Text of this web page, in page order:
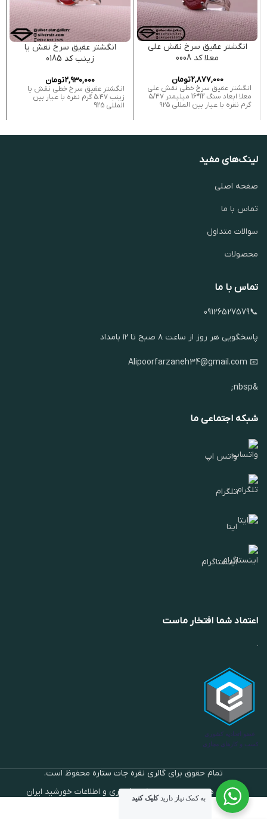
انگشتر عقیق سرخ نقش علی
معلا کد 0008
2,877,000تومان
انگشتر عقیق سرخ خطی نقش علی
معلا ابعاد سنگ 12*16 میلیمتر ۵/۴۷
گرم نقره با عیار بین المللی ۹۲۵
انگشتر عقیق سرخ نقش یا
زینب کد 0185
2,930,000تومان
انگشتر عقیق سرخ خطی نقش یا
زینب ۵.۴۷ گرم نقره با عیار بین
المللی 925
لینک‌های مفید
صفحه اصلی
تماس با ما
سوالات متداول
محصولات
تماس با ما
📞09126527579
پاسخگویی هر روز از ساعت ۸ صبح تا ۱۲ بامداد
📧 Alipoorfarzaneh34@gmail.com
&nbsp;
شبکه اجتماعی ما
واتس اپ
تلگرام
ایتا
اینستاگرام
اعتماد شما افتخار ماست
تمام حقوق برای گالری نقره جات ستاره محفوظ است.
توسعه داده شده توسط شرکت فناوری و اطلاعات خورشید ایران
به کمک نیاز داریدکلیک کنید